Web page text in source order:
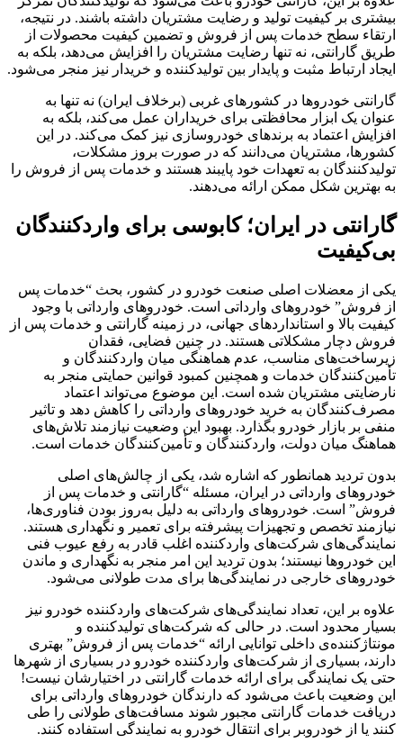
بیشتری بر کیفیت تولید و رضایت مشتریان داشته باشند. در نتیجه،
ارتقاء سطح خدمات پس از فروش و تضمین کیفیت محصولات از
طریق گارانتی، نه تنها رضایت مشتریان را افزایش می‌دهد، بلکه به
ایجاد ارتباط مثبت و پایدار بین تولیدکننده و خریدار نیز منجر می‌شود.
گارانتی خودروها در کشورهای غربی (برخلاف ایران) نه تنها به
عنوان یک ابزار محافظتی برای خریداران عمل می‌کند، بلکه به
افزایش اعتماد به برندهای خودروسازی نیز کمک می‌کند. در این
کشورها، مشتریان می‌دانند که در صورت بروز مشکلات،
تولیدکنندگان به تعهدات خود پایبند هستند و خدمات پس از فروش را
به بهترین شکل ممکن ارائه می‌دهند.
گارانتی در ایران؛ کابوسی برای واردکنندگان
بی‌کیفیت
یکی از معضلات اصلی صنعت خودرو در کشور، بحث “خدمات پس
از فروش” خودروهای وارداتی است. خودروهای وارداتی با وجود
کیفیت بالا و استانداردهای جهانی، در زمینه گارانتی و خدمات پس از
فروش دچار مشکلاتی هستند. در چنین فضایی، فقدان
زیرساخت‌های مناسب، عدم هماهنگی میان واردکنندگان و
تأمین‌کنندگان خدمات و همچنین کمبود قوانین حمایتی منجر به
نارضایتی مشتریان شده است. این موضوع می‌تواند اعتماد
مصرف‌کنندگان به خرید خودروهای وارداتی را کاهش دهد و تاثیر
منفی بر بازار خودرو بگذارد. بهبود این وضعیت نیازمند تلاش‌های
هماهنگ میان دولت، واردکنندگان و تأمین‌کنندگان خدمات است.
بدون تردید همانطور که اشاره شد، یکی از چالش‌های اصلی
خودروهای وارداتی در ایران، مسئله “گارانتی و خدمات پس از
فروش” است. خودروهای وارداتی به دلیل به‌روز بودن فناوری‌ها،
نیازمند تخصص و تجهیزات پیشرفته برای تعمیر و نگهداری هستند.
نمایندگی‌های شرکت‌های واردکننده اغلب قادر به رفع عیوب فنی
این خودروها نیستند؛ بدون تردید این امر منجر به نگهداری و ماندن
خودروهای خارجی در نمایندگی‌ها برای مدت طولانی می‌شود.
علاوه بر این، تعداد نمایندگی‌های شرکت‌های واردکننده خودرو نیز
بسیار محدود است. در حالی که شرکت‌های تولیدکننده و
مونتاژکننده‌ی داخلی توانایی ارائه “خدمات پس از فروش” بهتری
دارند، بسیاری از شرکت‌های واردکننده خودرو در بسیاری از شهرها
حتی یک نمایندگی برای ارائه خدمات گارانتی در اختیارشان نیست!
این وضعیت باعث می‌شود که دارندگان خودروهای وارداتی برای
دریافت خدمات گارانتی مجبور شوند مسافت‌های طولانی را طی
کنند یا از خودروبر برای انتقال خودرو به نمایندگی استفاده کنند.